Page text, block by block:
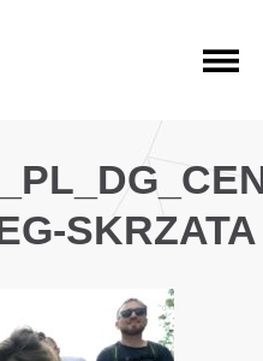
SKRZATA